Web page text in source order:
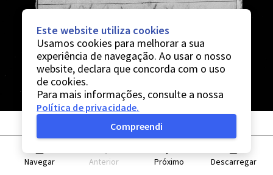
Navegar Anterior Próximo Descarregar
Este website utiliza cookies
Usamos cookies para melhorar a sua
experiência de navegação. Ao usar o nosso
website, declara que concorda com o uso
de cookies.
Para mais informações, consulte a nossa
Política de privacidade.
Compreendi